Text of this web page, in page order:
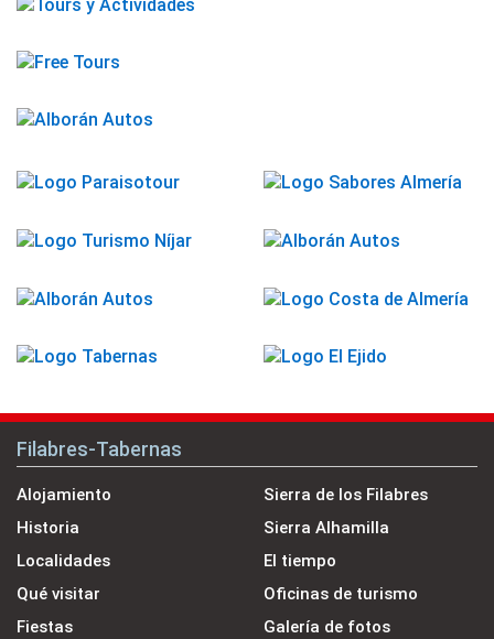
Filabres-Tabernas
Alojamiento
Historia
Localidades
Qué visitar
Fiestas
Sierra de los Filabres
Sierra Alhamilla
El tiempo
Oficinas de turismo
Galería de fotos